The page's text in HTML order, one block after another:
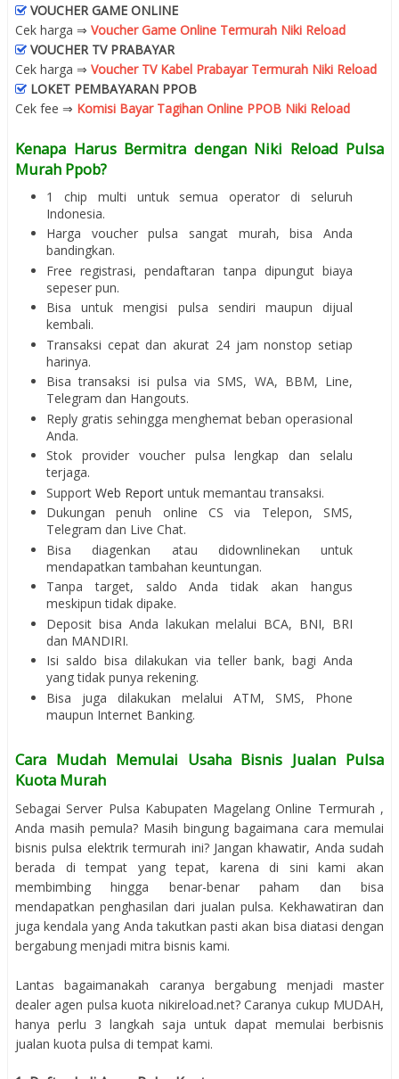
VOUCHER GAME ONLINE
Cek harga ⇒ Voucher Game Online Termurah Niki Reload
VOUCHER TV PRABAYAR
Cek harga ⇒ Voucher TV Kabel Prabayar Termurah Niki Reload
LOKET PEMBAYARAN PPOB
Cek fee ⇒ Komisi Bayar Tagihan Online PPOB Niki Reload
Kenapa Harus Bermitra dengan Niki Reload Pulsa
Murah Ppob?
1 chip multi untuk semua operator di seluruh
Indonesia.
Harga voucher pulsa sangat murah, bisa Anda
bandingkan.
Free registrasi, pendaftaran tanpa dipungut biaya
sepeser pun.
Bisa untuk mengisi pulsa sendiri maupun dijual
kembali.
Transaksi cepat dan akurat 24 jam nonstop setiap
harinya.
Bisa transaksi isi pulsa via SMS, WA, BBM, Line,
Telegram dan Hangouts.
Reply gratis sehingga menghemat beban operasional
Anda.
Stok provider voucher pulsa lengkap dan selalu
terjaga.
Support Web Report untuk memantau transaksi.
Dukungan penuh online CS via Telepon, SMS,
Telegram dan Live Chat.
Bisa diagenkan atau didownlinekan untuk
mendapatkan tambahan keuntungan.
Tanpa target, saldo Anda tidak akan hangus
meskipun tidak dipake.
Deposit bisa Anda lakukan melalui BCA, BNI, BRI
dan MANDIRI.
Isi saldo bisa dilakukan via teller bank, bagi Anda
yang tidak punya rekening.
Bisa juga dilakukan melalui ATM, SMS, Phone
maupun Internet Banking.
Cara Mudah Memulai Usaha Bisnis Jualan Pulsa
Kuota Murah
Sebagai Server Pulsa Kabupaten Magelang Online Termurah ,
Anda masih pemula? Masih bingung bagaimana cara memulai
bisnis pulsa elektrik termurah ini? Jangan khawatir, Anda sudah
berada di tempat yang tepat, karena di sini kami akan
membimbing hingga benar-benar paham dan bisa
mendapatkan penghasilan dari jualan pulsa. Kekhawatiran dan
juga kendala yang Anda takutkan pasti akan bisa diatasi dengan
bergabung menjadi mitra bisnis kami.
Lantas bagaimanakah caranya bergabung menjadi master
dealer agen pulsa kuota nikireload.net? Caranya cukup MUDAH,
hanya perlu 3 langkah saja untuk dapat memulai berbisnis
jualan kuota pulsa di tempat kami.